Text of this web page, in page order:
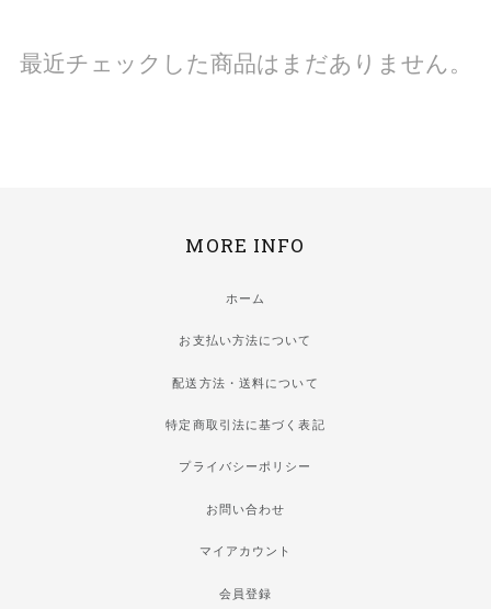
最近チェックした商品はまだありません。
MORE INFO
ホーム
お支払い方法について
配送方法・送料について
特定商取引法に基づく表記
プライバシーポリシー
お問い合わせ
マイアカウント
会員登録